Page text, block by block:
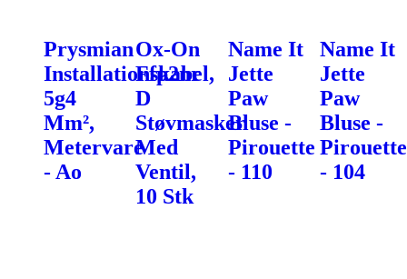
Prysmian
Installationskabel,
5g4
Mm²,
Metervare
- Ao
Ox-On
Ffp2nr
D
Støvmasker
Med
Ventil,
10 Stk
Name It
Jette
Paw
Bluse -
Pirouette
- 110
Name It
Jette
Paw
Bluse -
Pirouette
- 104